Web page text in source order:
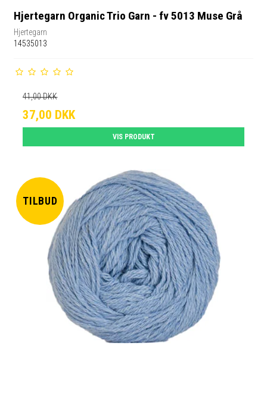
Hjertegarn Organic Trio Garn - fv 5013 Muse Grå
Hjertegarn
14535013
41,00 DKK
37,00 DKK
VIS PRODUKT
TILBUD